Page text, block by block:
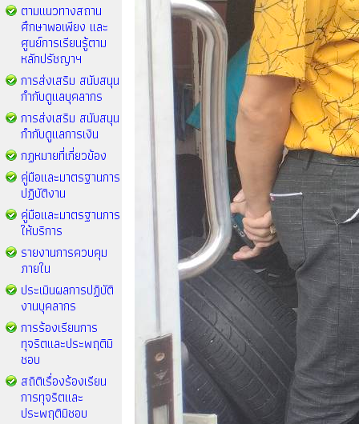
ตามแนวทางสถาน
ศึกษาพอเพียง และ
ศูนย์การเรียนรู้ตาม
หลักปรัชญาฯ
การส่งเสริม สนับสนุน
กำกับดูแลบุคลากร
การส่งเสริม สนับสนุน
กำกับดูแลการเงิน
กฏหมายที่เกี่ยวข้อง
คู่มือและมาตรฐานการ
ปฏิบัติงาน
คู่มือและมาตรฐานการ
ให้บริการ
รายงานการควบคุม
ภายใน
ประเมินผลการปฏิบัติ
งานบุคลากร
การร้องเรียนการ
ทุจริตและประพฤติมิ
ชอบ
สถิติเรื่องร้องเรียน
การทุจริตและ
ประพฤติมิชอบ